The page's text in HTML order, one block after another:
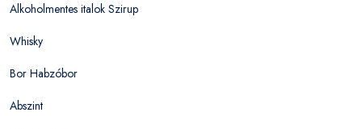
Alkoholmentes italok Szirup
Whisky
Bor Habzóbor
Abszint